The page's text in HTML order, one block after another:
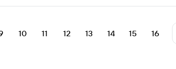
10 11 12 13 14 15 16